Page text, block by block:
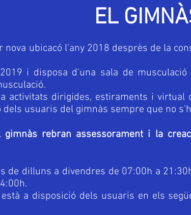
EL
nova ubicacó l'any 2018 desprès de la
i disposa d'una sala de
activitats dirigides, estiraments i
dels usuaris del gimnàs sempre que no
gimnàs rebran assessorament i la
de dilluns a divendres de 07:00h a
a disposició dels usuaris en els